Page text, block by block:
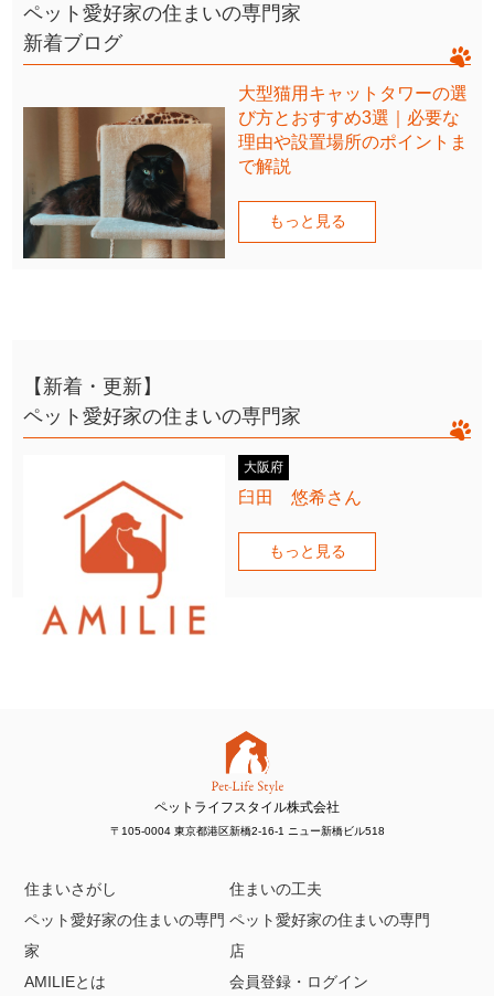
ペット愛好家の住まいの専門家
新着ブログ
大型猫用キャットタワーの選
び方とおすすめ3選｜必要な
理由や設置場所のポイントま
で解説
もっと見る
【新着・更新】
ペット愛好家の住まいの専門家
大阪府
臼田 悠希さん
もっと見る
ペットライフスタイル株式会社
〒105-0004 東京都港区新橋2-16-1 ニュー新橋ビル518
住まいさがし
住まいの工夫
ペット愛好家の住まいの専門
家
ペット愛好家の住まいの専門
店
AMILIEとは
会員登録・ログイン